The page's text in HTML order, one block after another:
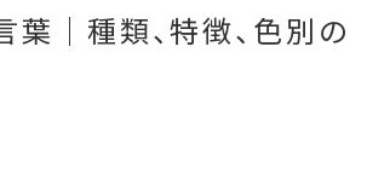
葉｜種類、特徴、色別の